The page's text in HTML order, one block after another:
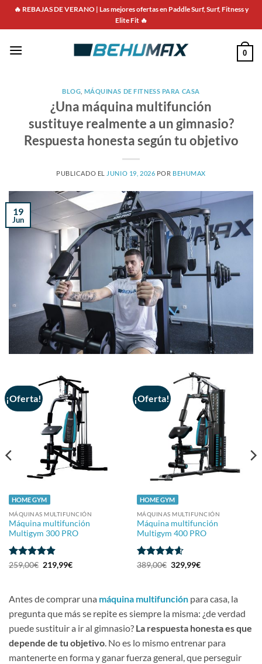
Saltar🔥 REBAJAS DE VERANO | Las mejores ofertas en Paddle Surf, Surf, Fitness y
Elite Fit 🔥
0
BLOG MÁQUINAS DE FITNESS PARA CASA
¿Una máquina multifunción
sustituye realmente a un gimnasio?
Respuesta honesta según tu objetivo
PUBLICADO EL JUNIO 19, 2026 POR BEHUMAX
19
Jun
¡Oferta!
HOME GYM
MÁQUINAS MULTIFUNCIÓN
Máquina multifunción
Multigym 300 PRO
Valorado
259,00€ El
precio
219,99€El
¡Oferta!
HOME GYM
MÁQUINAS MULTIFUNCIÓN
Máquina multifunción
Multigym 400 PRO
Valorado
389,00€ El
precio
389,00€.
329,99€El
Antes de comprar una máquina multifunción para casa, la
pregunta que más se repite es siempre la misma: ¿de verdad
puede sustituir a ir al gimnasio? La respuesta honesta esque
depende de tu objetivo. No es lo mismo entrenar para
mantenerteen forma y ganar fuerza general, que perseguir